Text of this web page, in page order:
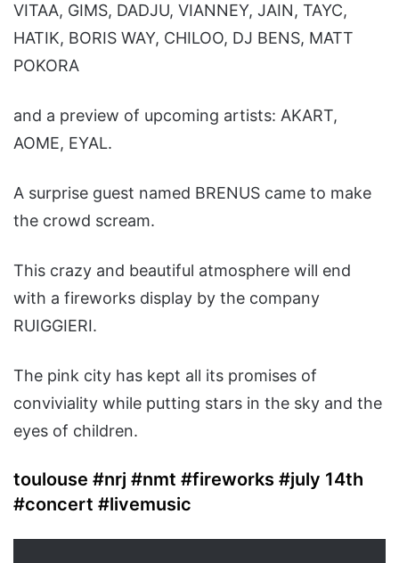
VITAA, GIMS, DADJU, VIANNEY, JAIN, TAYC,
HATIK, BORIS WAY, CHILOO, DJ BENS, MATT
POKORA
and a preview of upcoming artists: AKART,
AOME, EYAL.
A surprise guest named BRENUS came to make
the crowd scream.
This crazy and beautiful atmosphere will end
with a fireworks display by the company
RUIGGIERI.
The pink city has kept all its promises of
conviviality while putting stars in the sky and the
eyes of children.
toulouse #nrj #nmt #fireworks #july 14th
#concert #livemusic